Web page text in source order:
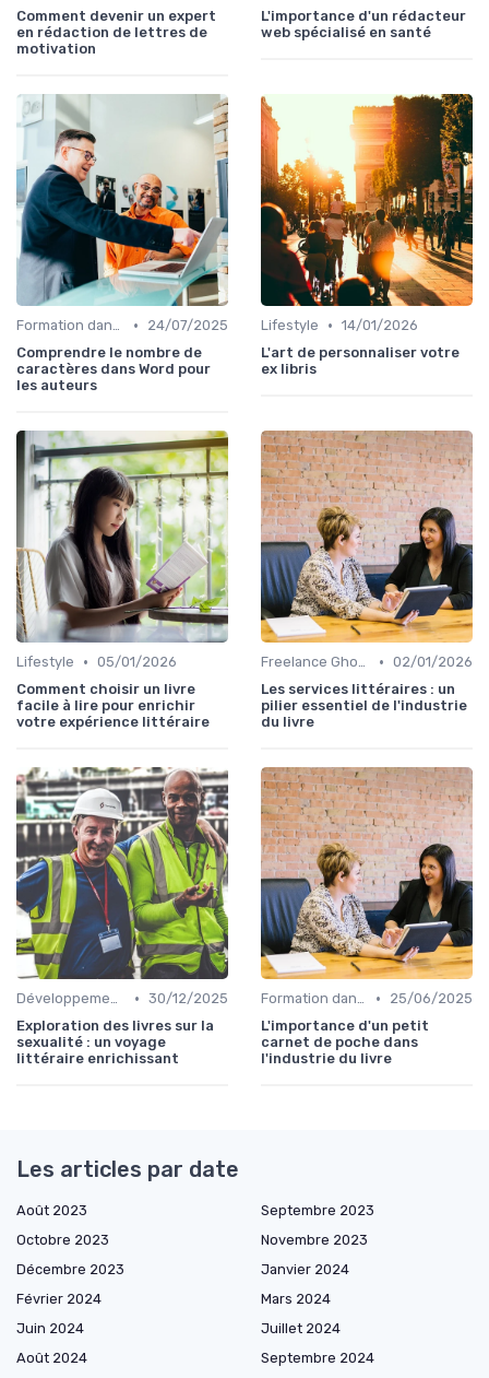
Comment devenir un expert
en rédaction de lettres de
motivation
L'importance d'un rédacteur
web spécialisé en santé
Formation dans l'édition de livre •
24/07/2025
Comprendre le nombre de
caractères dans Word pour
les auteurs
Lifestyle • 14/01/2026
L'art de personnaliser votre
ex libris
Lifestyle • 05/01/2026
Comment choisir un livre
facile à lire pour enrichir
votre expérience littéraire
Freelance Ghost Writer & rédaction externalisée • 02/01/2026
Les services littéraires : un
pilier essentiel de l'industrie
du livre
Développement personnel • 30/12/2025
Exploration des livres sur la
sexualité : un voyage
littéraire enrichissant
Formation dans l'édition de livre •
25/06/2025
L'importance d'un petit
carnet de poche dans
l'industrie du livre
Les articles par date
Août 2023
Septembre 2023
Octobre 2023
Novembre 2023
Décembre 2023
Janvier 2024
Février 2024
Mars 2024
Juin 2024
Juillet 2024
Août 2024
Septembre 2024